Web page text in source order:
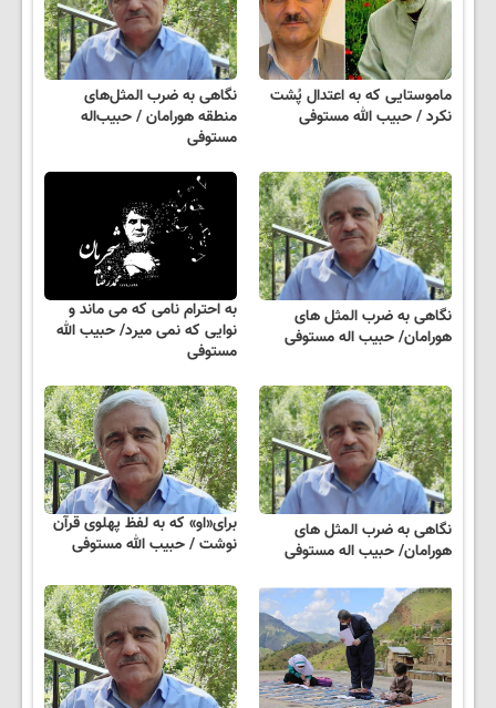
ماموستایی که به اعتدال پُشت
نکرد / حبیب الله مستوفی
نگاهی به ضرب المثل‌های
منطقه هورامان / حبیب‌اله
مستوفی
نگاهی به ضرب المثل های
هورامان/ حبیب اله مستوفی
به احترام نامی که می ماند و
نوایی که نمی میرد/ حبیب الله
مستوفی
نگاهی به ضرب المثل های
هورامان/ حبیب اله مستوفی
برای«او» که به لفظ پهلوی قرآن
نوشت / حبیب الله مستوفی